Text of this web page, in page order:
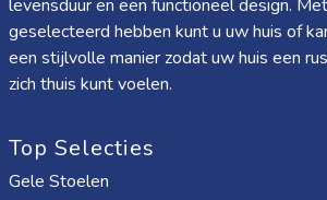
levensduur en een functioneel design.
geselecteerd hebben kunt u uw huis of
een stijlvolle manier zodat uw huis een
zich thuis kunt voelen.
Top Selecties
Gele Stoelen